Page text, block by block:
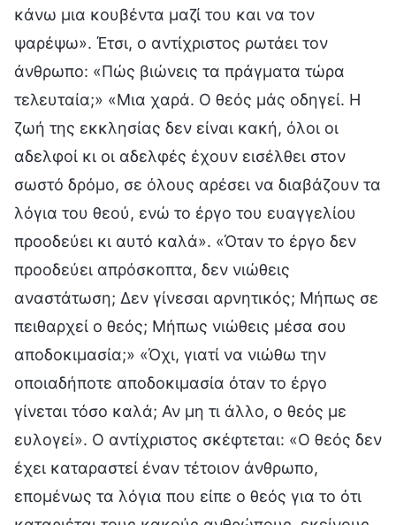
κάνω μια κουβέντα μαζί του και να τον
ψαρέψω». Έτσι, ο αντίχριστος ρωτάει τον
άνθρωπο: «Πώς βιώνεις τα πράγματα τώρα
τελευταία;» «Μια χαρά. Ο θεός μάς οδηγεί. Η
ζωή της εκκλησίας δεν είναι κακή, όλοι οι
αδελφοί κι οι αδελφές έχουν εισέλθει στον
σωστό δρόμο, σε όλους αρέσει να διαβάζουν τα
λόγια του θεού, ενώ το έργο του ευαγγελίου
προοδεύει κι αυτό καλά». «Όταν το έργο δεν
προοδεύει απρόσκοπτα, δεν νιώθεις
αναστάτωση; Δεν γίνεσαι αρνητικός; Μήπως σε
πειθαρχεί ο θεός; Μήπως νιώθεις μέσα σου
αποδοκιμασία;» «Όχι, γιατί να νιώθω την
οποιαδήποτε αποδοκιμασία όταν το έργο
γίνεται τόσο καλά; Αν μη τι άλλο, ο θεός με
ευλογεί». Ο αντίχριστος σκέφτεται: «Ο θεός δεν
έχει καταραστεί έναν τέτοιον άνθρωπο,
επομένως τα λόγια που είπε ο θεός για το ότι